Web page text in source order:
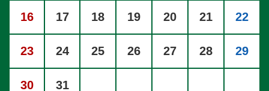
16 17 18 19 20 21 22
23 24 25 26 27 28 29
30 31